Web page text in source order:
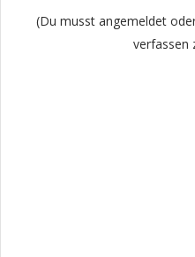
(Du musst angemeldet
verfassen